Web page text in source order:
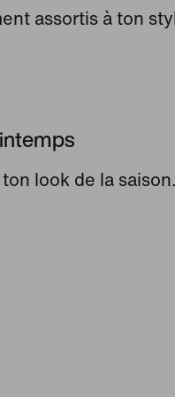
assortis à ton
look de la saison.